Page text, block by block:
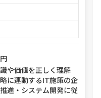
や価値を正しく理解
に連動するIT施策の企
進・システム開発に従